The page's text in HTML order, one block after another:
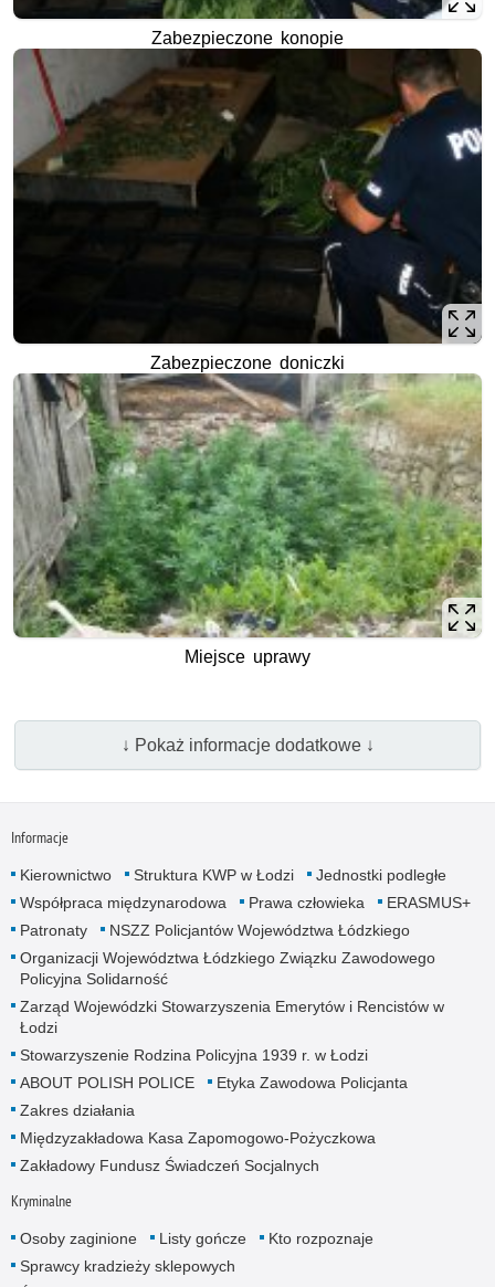
Zabezpieczone konopie
Zabezpieczone doniczki
Miejsce uprawy
↓ Pokaż informacje dodatkowe ↓
Informacje
Kierownictwo Struktura KWP w Łodzi
Jednostki podległe
Współpraca międzynarodowa
Prawa człowieka
ERASMUS+
Patronaty
NSZZ Policjantów Województwa Łódzkiego
Organizacji Województwa Łódzkiego Związku Zawodowego
Policyjna Solidarność
Zarząd Wojewódzki Stowarzyszenia Emerytów i Rencistów w
Łodzi
Stowarzyszenie Rodzina Policyjna 1939 r. w Łodzi
ABOUT POLISH POLICE
Etyka Zawodowa Policjanta
Zakres działania
Międzyzakładowa Kasa Zapomogowo-Pożyczkowa
Zakładowy Fundusz Świadczeń Socjalnych
Kryminalne
Osoby zaginione Listy gończe
Kto rozpoznaje
Sprawcy kradzieży sklepowych